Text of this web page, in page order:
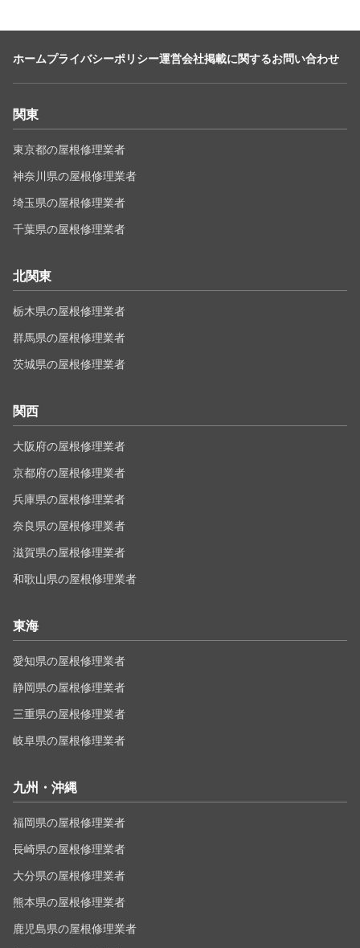
ホームプライバシーポリシー運営会社掲載に関するお問い合わせ
関東
東京都の屋根修理業者
神奈川県の屋根修理業者
埼玉県の屋根修理業者
千葉県の屋根修理業者
北関東
栃木県の屋根修理業者
群馬県の屋根修理業者
茨城県の屋根修理業者
関西
大阪府の屋根修理業者
京都府の屋根修理業者
兵庫県の屋根修理業者
奈良県の屋根修理業者
滋賀県の屋根修理業者
和歌山県の屋根修理業者
東海
愛知県の屋根修理業者
静岡県の屋根修理業者
三重県の屋根修理業者
岐阜県の屋根修理業者
九州・沖縄
福岡県の屋根修理業者
長崎県の屋根修理業者
大分県の屋根修理業者
熊本県の屋根修理業者
鹿児島県の屋根修理業者